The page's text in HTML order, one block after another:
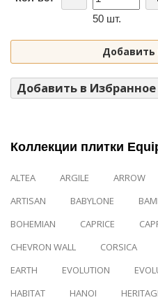
50 шт.
Добавить
Добавить в Избранное
Коллекции плитки
ALTEA ARGILE ARROW
ARTISAN
BABYLONE
BOHEMIAN
CAPRICE
CHEVRON WALL
CORSICA
EARTH
EVOLUTION
HABITAT
HANOI